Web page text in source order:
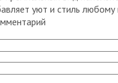
уют и стиль любому